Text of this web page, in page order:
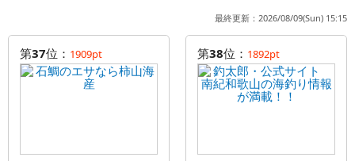
最終更新：2026/08/09(Sun) 15:15
第37位： 1909pt 第38位： 1892pt